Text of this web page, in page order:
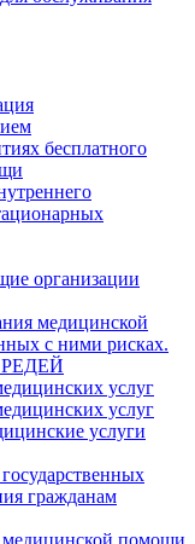
бесплатного
организации
медицинской
с ними рисках.
услуг
услуг
услуги
гражданам
медицинской помощи